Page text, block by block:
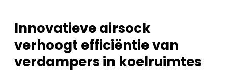
Privacy / Cookie statement
Vacature aanmelden
Vacatures
Sanitair
Innovatieve airsock
verhoogt efficiëntie van
verdampers in koelruimtes